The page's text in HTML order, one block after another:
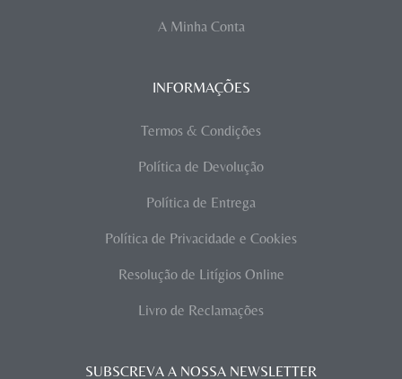
A Minha Conta
INFORMAÇÕES
Termos & Condições
Política de Devolução
Política de Entrega
Política de Privacidade e Cookies
Resolução de Litígios Online
Livro de Reclamações
SUBSCREVA A NOSSA NEWSLETTER